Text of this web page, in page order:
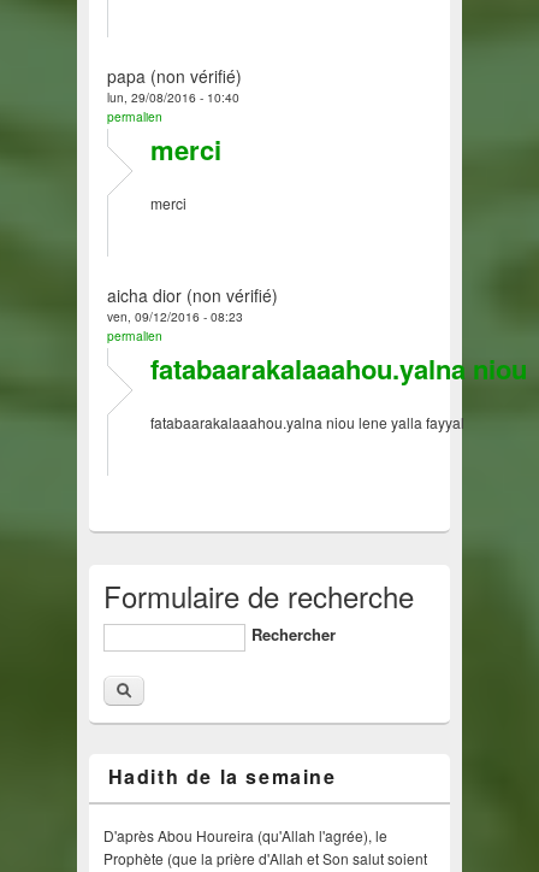
papa (non vérifié)
lun, 29/08/2016 - 10:40
permalien
merci
merci
aicha dior (non vérifié)
ven, 09/12/2016 - 08:23
permalien
fatabaarakalaaahou.yalna niou
fatabaarakalaaahou.yalna niou lene yalla fayyal
Formulaire de recherche
Rechercher
Hadith de la semaine
D'après Abou Houreira (qu'Allah l'agrée), le
Prophète (que la prière d'Allah et Son salut soient